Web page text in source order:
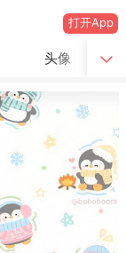
打开App
头像